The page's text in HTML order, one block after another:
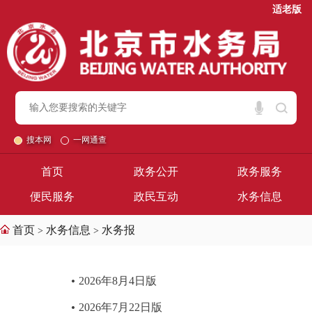
适老版
搜本网 一网通查
首页 政务公开 政务服务
便民服务 政民互动 水务信息
首页 > 水务信息 > 水务报
2026年8月4日版
2026年7月22日版